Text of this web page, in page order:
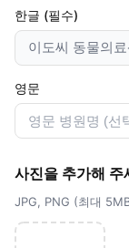
한글 (필수)
영문
사진을 추가해 주
JPG, PNG (최대